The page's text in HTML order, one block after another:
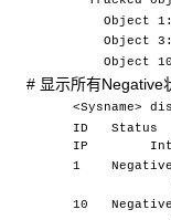
Object 1:
Object 3:
Object 10:
# 显示所有Negative
<Sysname>
ID Status
IP
1
10